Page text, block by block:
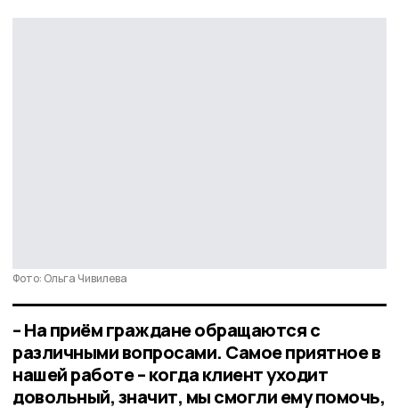
Фото: Ольга Чивилева
– На приём граждане обращаются с
различными вопросами. Самое приятное в
нашей работе – когда клиент уходит
довольный, значит, мы смогли ему помочь,